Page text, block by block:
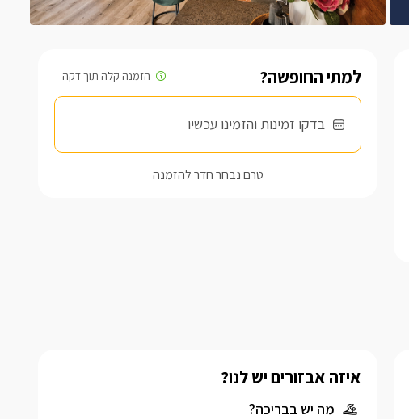
למתי החופשה?
בדקו זמינות והזמינו עכשיו
טרם נבחר חדר להזמנה
איזה אבזורים יש לנו?
מה יש בבריכה?